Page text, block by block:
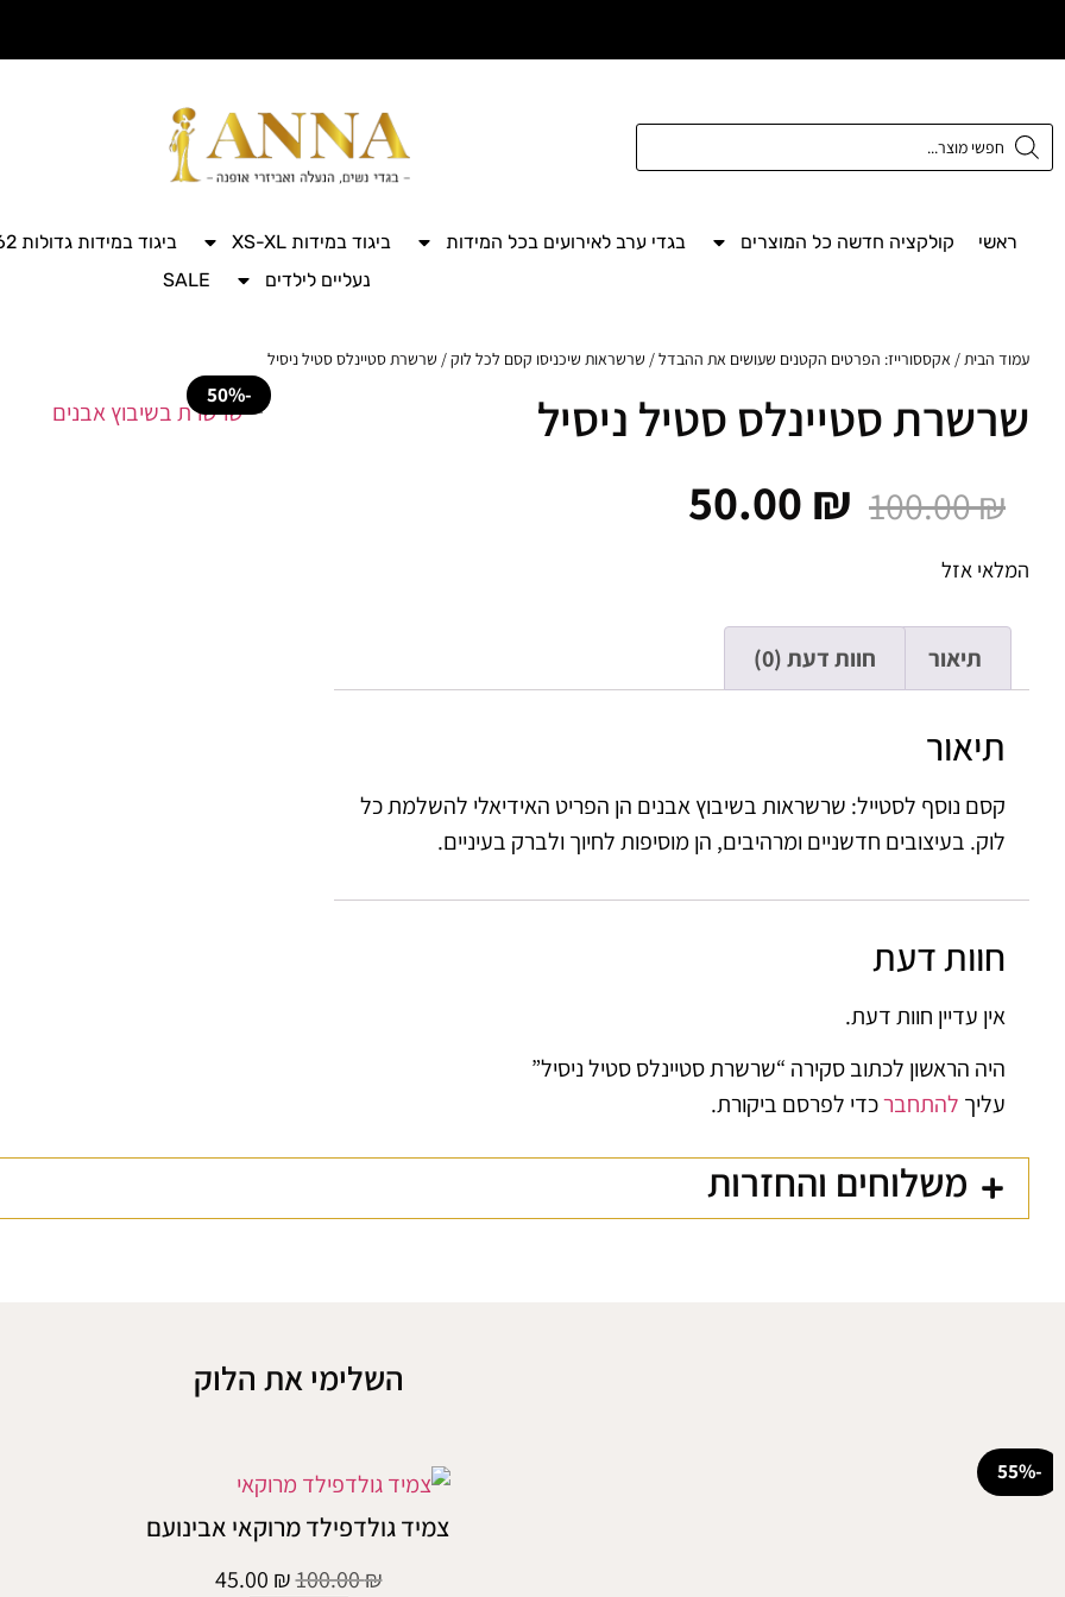
ראשי קולקציה חדשה כל המוצרים בגדי ערב לאירועים בכל המידות ביגוד במידות XS-XL
ביגוד במידות גדולות 42-62
נעליים לילדים
SALE
עמוד הבית/ אקססורייז: הפרטים הקטנים שעושים את ההבדל/ שרשראות שיכניסו קסם לכל לוק/ שרשרת סטיינלס סטיל ניסיל
שרשרת סטיינלס סטיל ניסיל
100.00₪
50.00 ₪
המלאי אזל
תיאור חוות דעת (0)
תיאור
קסם נוסף לסטייל: שרשראות בשיבוץ אבנים הן הפריט האידיאלי להשלמת כל
לוק. בעיצובים חדשניים ומרהיבים, הן מוסיפות לחיוך ולברק בעיניים.
חוות דעת
אין עדיין חוות דעת.
היה הראשון לכתוב סקירה “שרשרת סטיינלס סטיל ניסיל”
עליך להתחברכדי לפרסם ביקורת.
-50%
משלוחים והחזרות
השלימי את הלוק
-55%
צמיד גולדפילד מרוקאי אבינועם
100.00₪
45.00 ₪